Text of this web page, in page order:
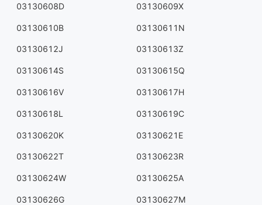
03130608D 03130609X
03130610B 03130611N
03130612J 03130613Z
03130614S 03130615Q
03130616V 03130617H
03130618L 03130619C
03130620K 03130621E
03130622T 03130623R
03130624W 03130625A
03130626G 03130627M